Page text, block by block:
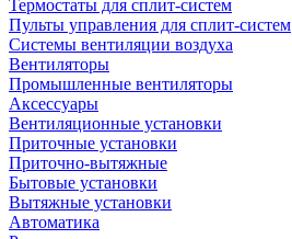
Термостаты для сплит-систем
Пульты управления для сплит-систем
Системы вентиляции воздуха
Вентиляторы
Промышленные вентиляторы
Аксессуары
Вентиляционные установки
Приточные установки
Приточно-вытяжные
Бытовые установки
Вытяжные установки
Автоматика